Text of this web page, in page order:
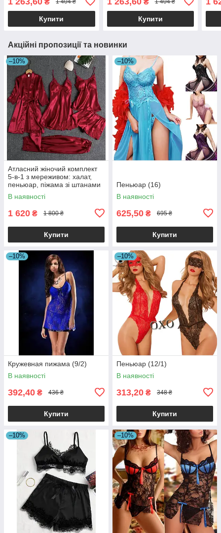
1 404 ₴
Купити
1 404 ₴
Купити
Акційні пропозиції та новинки
–10%
Атласний жіночий комплект
5-в-1 з мереживом: халат,
пеньюар, піжама зі штанами
та поясом
В наявності
1 620 ₴ 1 800 ₴
Купити
–10%
Пеньюар (16)
В наявності
625,50 ₴ 695 ₴
Купити
–10%
Кружевная пижама (9/2)
В наявності
392,40 ₴ 436 ₴
Купити
–10%
Пеньюар (12/1)
В наявності
313,20 ₴ 348 ₴
Купити
–10% –10%